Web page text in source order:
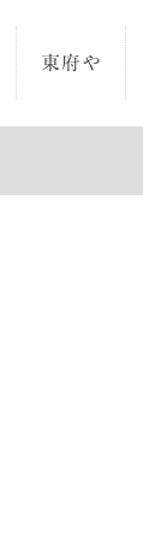
東府や